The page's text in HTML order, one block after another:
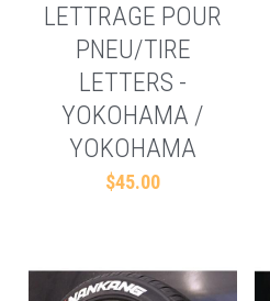
LETTRAGE POUR
PNEU/TIRE
LETTERS -
YOKOHAMA /
YOKOHAMA
$45.00